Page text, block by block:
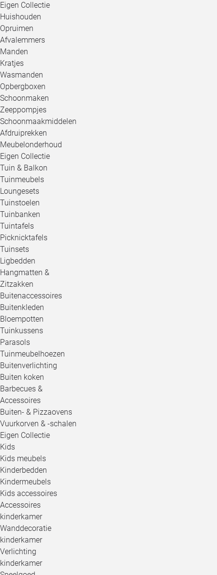
Eigen Collectie
Huishouden
Opruimen
Afvalemmers
Manden
Kratjes
Wasmanden
Opbergboxen
Schoonmaken
Zeeppompjes
Schoonmaakmiddelen
Afdruiprekken
Meubelonderhoud
Eigen Collectie
Tuin & Balkon
Tuinmeubels
Loungesets
Tuinstoelen
Tuinbanken
Tuintafels
Picknicktafels
Tuinsets
Ligbedden
Hangmatten &
Zitzakken
Buitenaccessoires
Buitenkleden
Bloempotten
Tuinkussens
Parasols
Tuinmeubelhoezen
Buitenverlichting
Buiten koken
Barbecues &
Accessoires
Buiten- & Pizzaovens
Vuurkorven & -schalen
Eigen Collectie
Kids
Kids meubels
Kinderbedden
Kindermeubels
Kids accessoires
Accessoires
kinderkamer
Wanddecoratie
kinderkamer
Verlichting
kinderkamer